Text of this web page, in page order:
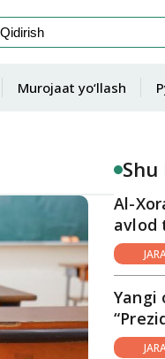
Murojaat yo‘llash
Al-
avlod
Yangi